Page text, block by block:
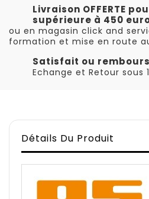
Livraison OFFERTE
supérieure à 450
ou en magasin click and
formation et mise en route
Satisfait ou
Echange et Retour sous
Détails Du Produit